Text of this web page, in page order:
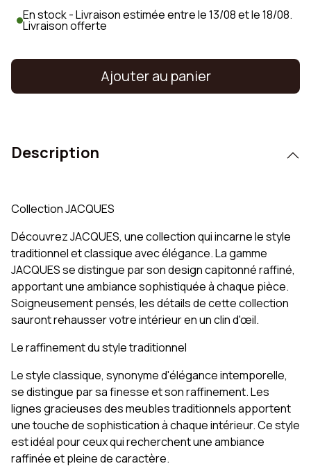
En stock - Livraison estimée entre le 13/08 et le 18/08.
Livraison offerte
Ajouter au panier
Description
Collection JACQUES
Découvrez JACQUES, une collection qui incarne le style
traditionnel et classique avec élégance. La gamme
JACQUES se distingue par son design capitonné raffiné,
apportant une ambiance sophistiquée à chaque pièce.
Soigneusement pensés, les détails de cette collection
sauront rehausser votre intérieur en un clin d'œil.
Le raffinement du style traditionnel
Le style classique, synonyme d'élégance intemporelle,
se distingue par sa finesse et son raffinement. Les
lignes gracieuses des meubles traditionnels apportent
une touche de sophistication à chaque intérieur. Ce style
est idéal pour ceux qui recherchent une ambiance
raffinée et pleine de caractère.